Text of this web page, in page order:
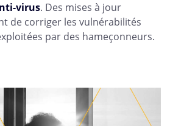
virus. Des mises à jour
de corriger les vulnérabilités
par des hameçonneurs.